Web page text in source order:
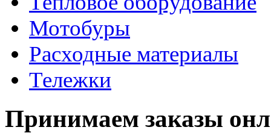
Мотобуры
Расходные материалы
Тележки
Принимаем заказы